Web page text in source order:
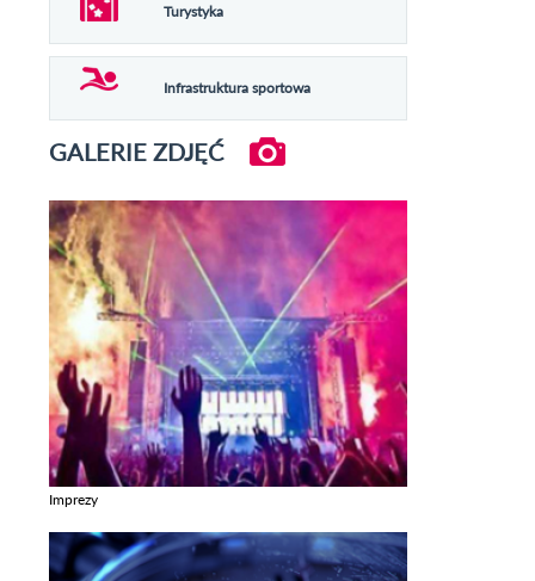
Turystyka
Infrastruktura sportowa
GALERIE ZDJĘĆ
Imprezy